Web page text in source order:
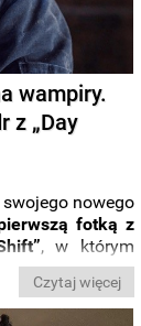
wampiry.
z „Day
swojego nowego
fotką z
, w którym
streameraw
Czytaj więcej